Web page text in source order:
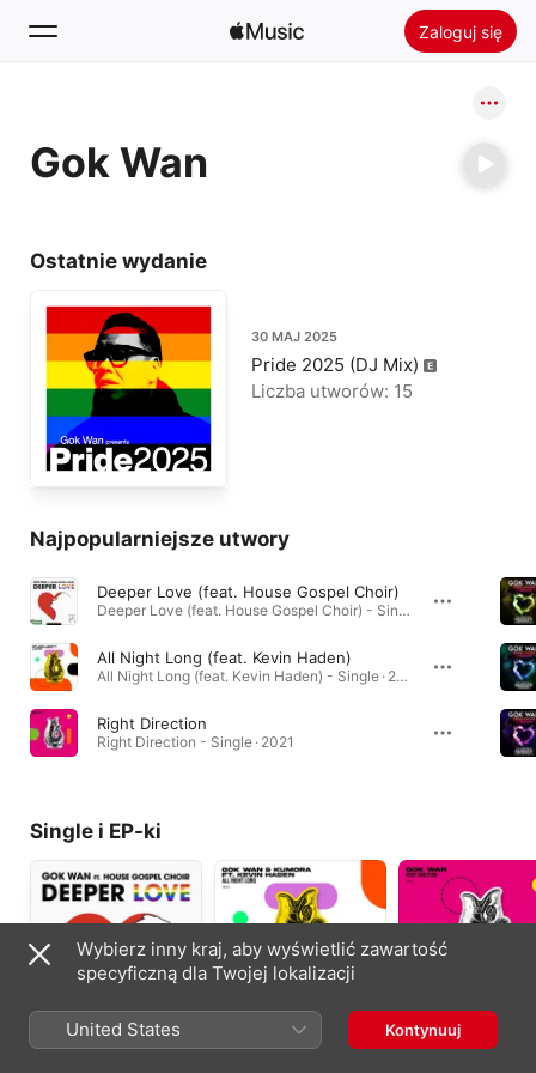
Zaloguj się
Ekran główny
Zainstaluj Apple Music
Gok Wan
Ostatnie wydanie
30 MAJ 2025
Pride 2025 (DJ Mix)
Liczba utworów: 15
Najpopularniejsze utwory
Deeper Love (feat. House Gospel Choir)
Deeper Love (feat. House Gospel Choir) - Single · 2024
All Night Long (feat. Kevin Haden)
All Night Long (feat. Kevin Haden) - Single · 2022
Right Direction
Right Direction - Single · 2021
Single i EP-ki
Deeper Love (feat.
All Night Long (feat.
Right Direction -
Wybierz inny kraj, aby wyświetlić zawartość
specyficzną dla Twojej lokalizacji
United States Kontynuuj